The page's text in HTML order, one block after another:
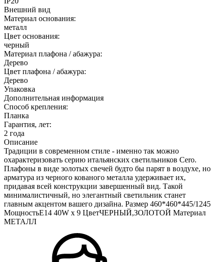
Внешний вид
Материал основания:
металл
Цвет основания:
черный
Материал плафона / абажура:
Дерево
Цвет плафона / абажура:
Дерево
Упаковка
Дополнительная информация
Способ крепления:
Планка
Гарантия, лет:
2 года
Описание
Традиции в современном стиле - именно так можно
охарактеризовать серию итальянских светильников Cero.
Плафоны в виде золотых свечей будто бы парят в воздухе, но
арматура из черного кованого металла удерживает их,
придавая всей конструкции завершенный вид. Такой
минималистичный, но элегантный светильник станет
главным акцентом вашего дизайна. Размер 460*460*445/1245
МощностьE14 40W х 9 ЦветЧЕРНЫЙ,ЗОЛОТОЙ Материал
МЕТАЛЛ